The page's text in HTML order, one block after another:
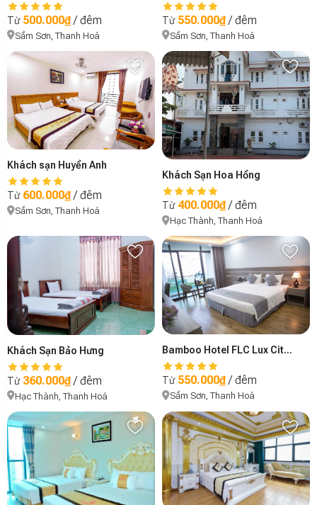
Từ 500.000₫/ đêm
Sầm Sơn, Thanh Hoá
Từ 550.000₫/ đêm
Sầm Sơn, Thanh Hoá
Khách sạn Huyền Anh
Từ 600.000₫/ đêm
Sầm Sơn, Thanh Hoá
Khách Sạn Hoa Hồng
Từ 400.000₫/ đêm
Hạc Thành, Thanh Hoá
Khách Sạn Bảo Hưng
Từ 360.000₫/ đêm
Hạc Thành, Thanh Hoá
Bamboo Hotel FLC Lux City Samson
Từ 550.000₫/ đêm
Sầm Sơn, Thanh Hoá